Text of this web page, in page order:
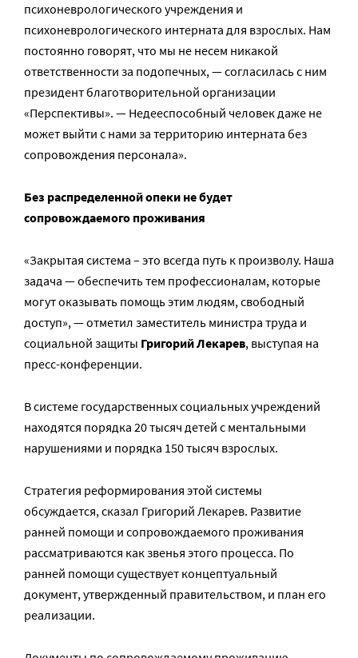
психоневрологического учреждения и
психоневрологического интерната для взрослых. Нам
постоянно говорят, что мы не несем никакой
ответственности за подопечных, — согласилась с ним
президент благотворительной организации
«Перспективы». — Недееспособный человек даже не
может выйти с нами за территорию интерната без
сопровождения персонала».
Без распределенной опеки не будет
сопровождаемого проживания
«Закрытая система – это всегда путь к произволу. Наша
задача — обеспечить тем профессионалам, которые
могут оказывать помощь этим людям, свободный
доступ», — отметил заместитель министра труда и
социальной защиты Григорий Лекарев, выступая на
пресс-конференции.
В системе государственных социальных учреждений
находятся порядка 20 тысяч детей с ментальными
нарушениями и порядка 150 тысяч взрослых.
Стратегия реформирования этой системы
обсуждается, сказал Григорий Лекарев. Развитие
ранней помощи и сопровождаемого проживания
рассматриваются как звенья этого процесса. По
ранней помощи существует концептуальный
документ, утвержденный правительством, и план его
реализации.